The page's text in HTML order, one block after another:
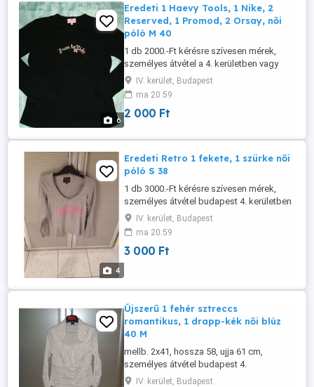
6
Eredeti 1 Haevy Tools, 1 Nike, 2
Reserved, 1 Promod, 2 Orsay, női
póló M 40
1 db 2000.-Ft kérésre szívesen mérek,
személyes átvétel a 4. kerületben vagy
utalás után postázom.
IV. kerület, Budapest
ma 20:59
2 000 Ft
4
Eredeti Retro 1 fekete, 1 szürke női
póló S 38
1 db 3000.-Ft kérésre szívesen mérek,
személyes átvétel budapest 4. kerületben
vagy utalás után postázom
IV. kerület, Budapest
ma 20:59
3 000 Ft
Újszerű 1 fehér sztreccs
romantikus, 1 drapp-kék női blúz
40 M
mellb. 2x41, hossza 58, ujja 61 cm,
személyes átvétel budapest 4.
káposztásmegyeren vagy előre utalás
IV. kerület, Budapest